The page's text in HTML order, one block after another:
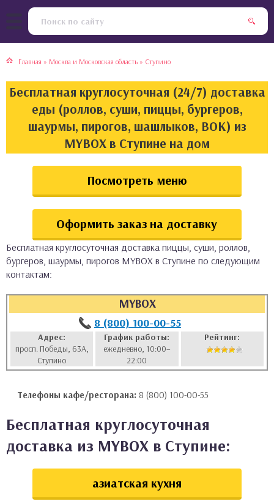
Главная » Москва и Московская область » Ступино
Бесплатная круглосуточная (24/7) доставка
еды (роллов, суши, пиццы, бургеров,
шаурмы, пирогов, шашлыков, ВОК) из
MYBOX в Ступине на дом
Посмотреть меню
Оформить заказ на доставку
Бесплатная круглосуточная доставка пиццы, суши, роллов,
бургеров, шаурмы, пирогов MYBOX в Ступине по следующим
контактам:
MYBOX
8 (800) 100-00-55
Адрес:
просп. Победы, 63А,
Ступино
График работы:
ежедневно, 10:00–
22:00
Рейтинг:
Телефоны кафе/ресторана: 8 (800) 100-00-55
Бесплатная круглосуточная
доставка из MYBOX в Ступине:
азиатская кухня
кухня
кухня
кухня
кухня
булочки